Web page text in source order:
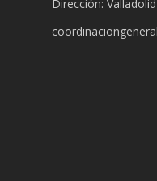
Dirección: